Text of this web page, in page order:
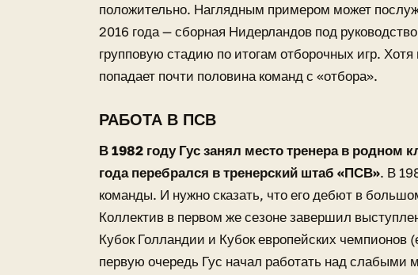
положительно. Наглядным примером может
2016 года — сборная Нидерландов под
групповую стадию по итогам отборочных игр.
попадает почти половина команд с «отбора».
РАБОТА В ПСВ
В 1982 году Гус занял место тренера в родном
года перебрался в тренерский штаб «ПСВ». В
команды. И нужно сказать, что его дебют в
Коллектив в первом же сезоне завершил
Кубок Голландии и Кубок европейских чемпионов
первую очередь Гус начал работать над слабыми